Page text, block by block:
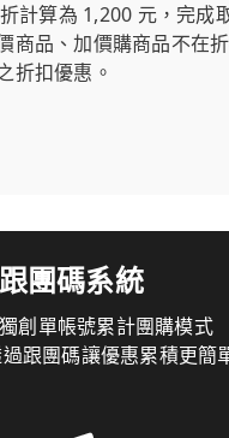
計算為 1,200 元，完成
品、加價購商品不在
折扣優惠。
團碼系統
創單帳號累計團購模式
跟團碼讓優惠累積更簡